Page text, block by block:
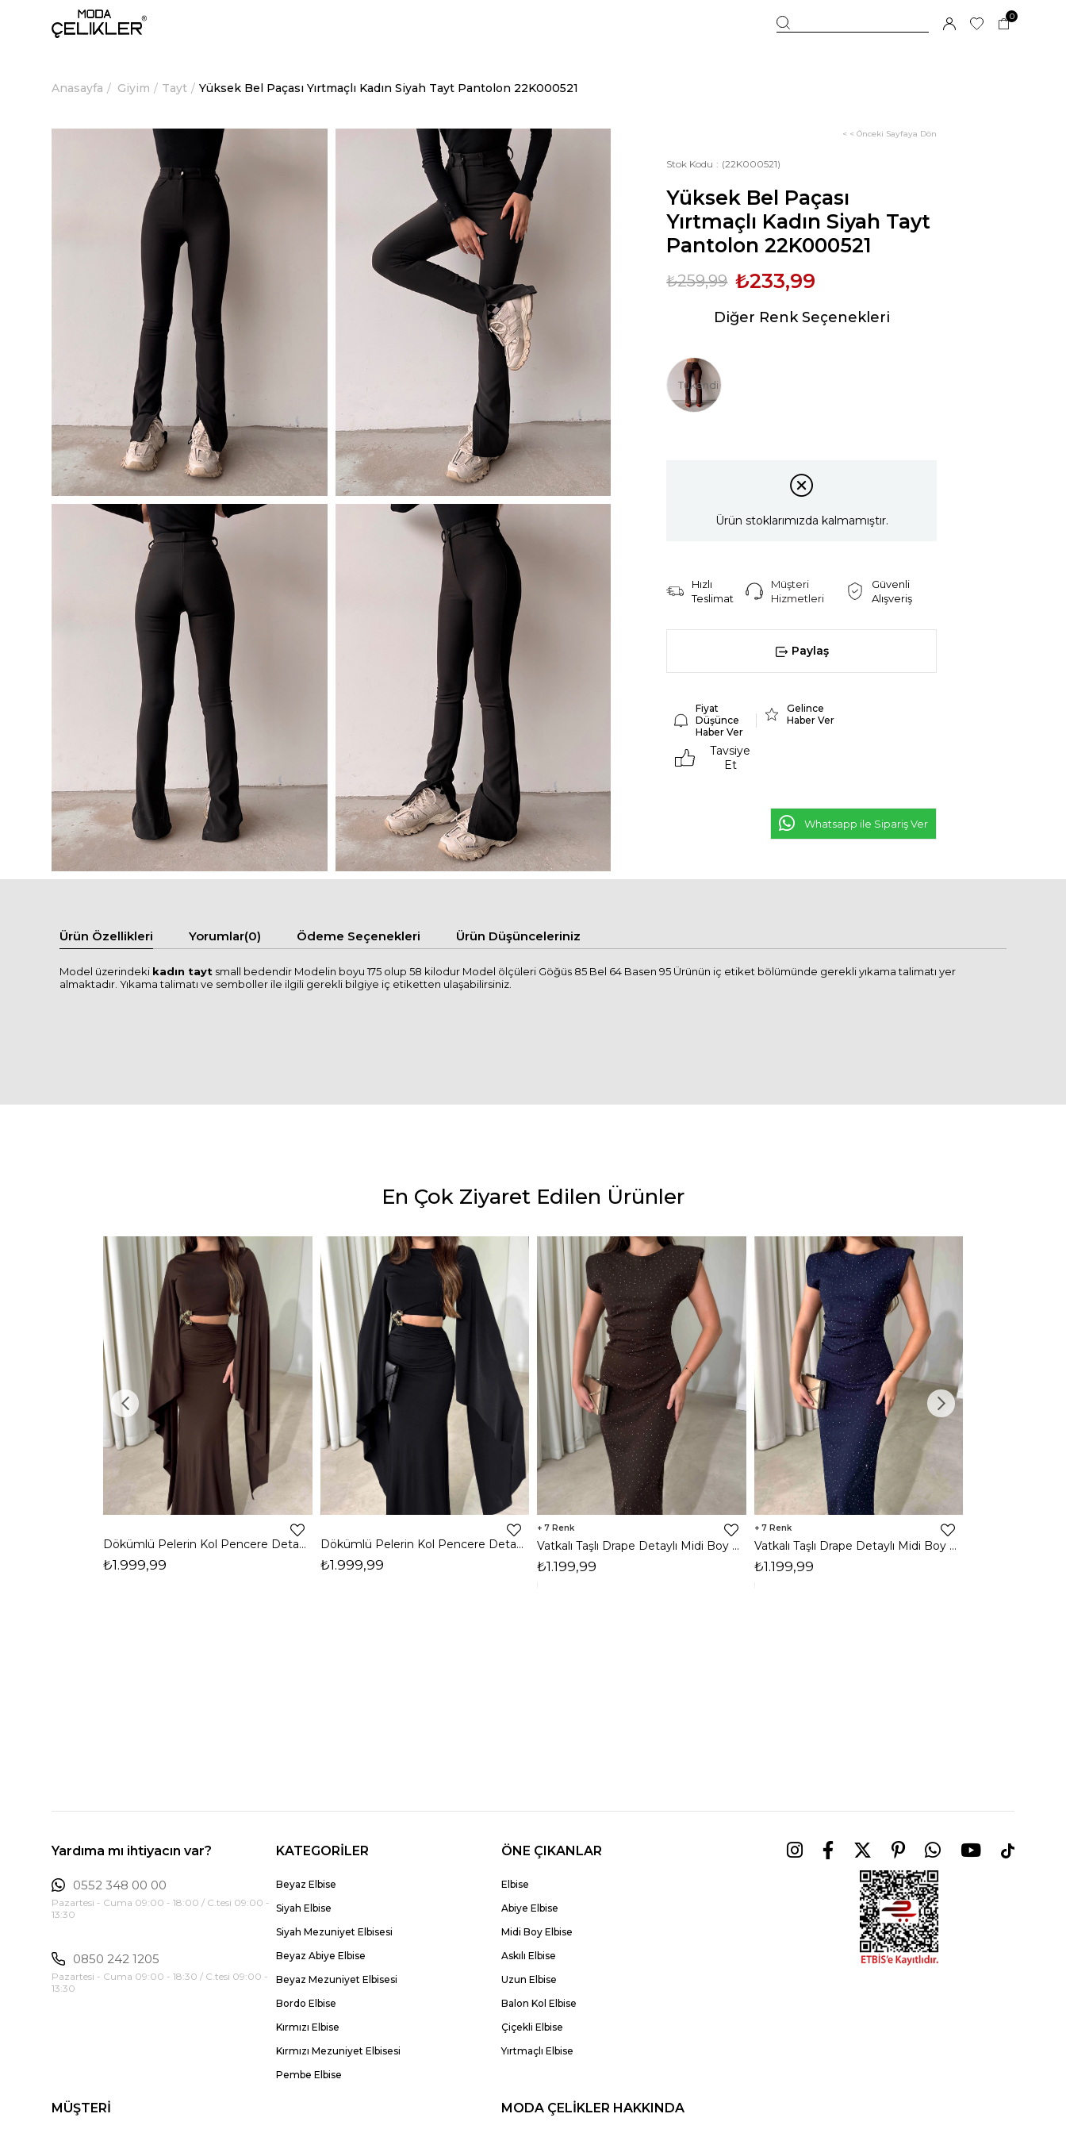
0
Anasayfa Giyim Tayt Yüksek Bel Paçası Yırtmaçlı Kadın Siyah Tayt Pantolon 22K000521
< < Önceki Sayfaya Dön
Stok Kodu (22K000521)
Yüksek Bel Paçası
Yırtmaçlı Kadın Siyah Tayt
Pantolon 22K000521
₺259,99 ₺233,99
Diğer Renk Seçenekleri
Tükendi
Ürün stoklarımızda kalmamıştır.
Hızlı
Teslimat
Müşteri
Hizmetleri
Güvenli
Alışveriş
Paylaş
Fiyat
Düşünce
Haber Ver
Gelince
Haber Ver
Tavsiye
Et
Whatsapp ile Sipariş Ver
Ürün Özellikleri Yorumlar(0) Ödeme Seçenekleri Ürün Düşünceleriniz
Model üzerindeki kadın tayt small bedendir Modelin boyu 175 olup 58 kilodur Model ölçüleri Göğüs 85 Bel 64 Basen 95 Ürünün iç etiket bölümünde gerekli yıkama talimatı yer
almaktadır. Yıkama talimatı ve semboller ile ilgili gerekli bilgiye iç etiketten ulaşabilirsiniz.
En Çok Ziyaret Edilen Ürünler
Dökümlü Pelerin Kol Pencere Detaylı Maxi Kahverengi Arlev Kadın Elbise 26Y511
₺1.999,99
Dökümlü Pelerin Kol Pencere Detaylı Maxi Siyah Arlev Kadın Elbise 26Y511
₺1.999,99
7
Vatkalı Taşlı Drape Detaylı Midi Boy Kahverengi Jesep Kadın Elbise 26Y282
₺1.199,99
7
Vatkalı Taşlı Drape Detaylı Midi Boy Lacivert Jesep Kadın Elbise 26Y282
₺1.199,99
Yardıma mı ihtiyacın var?
0552 348 00 00
Pazartesi - Cuma 09:00 - 18:00 / C.tesi 09:00 -
13:30
0850 242 1205
Pazartesi - Cuma 09:00 - 18:30 / C.tesi 09:00 -
13:30
KATEGORİLER
Beyaz Elbise
Siyah Elbise
Siyah Mezuniyet Elbisesi
Beyaz Abiye Elbise
Beyaz Mezuniyet Elbisesi
Bordo Elbise
Kırmızı Elbise
Kırmızı Mezuniyet Elbisesi
Pembe Elbise
ÖNE ÇIKANLAR
Elbise
Abiye Elbise
Midi Boy Elbise
Askılı Elbise
Uzun Elbise
Balon Kol Elbise
Çiçekli Elbise
Yırtmaçlı Elbise
MÜŞTERİ MODA ÇELİKLER HAKKINDA